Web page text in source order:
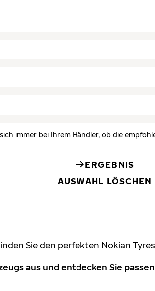
immer bei Ihrem Händler, ob die
ERGEBNIS
AUSWAHL LÖSCHEN
Sie den perfekten Nokian
aus und entdecken Sie